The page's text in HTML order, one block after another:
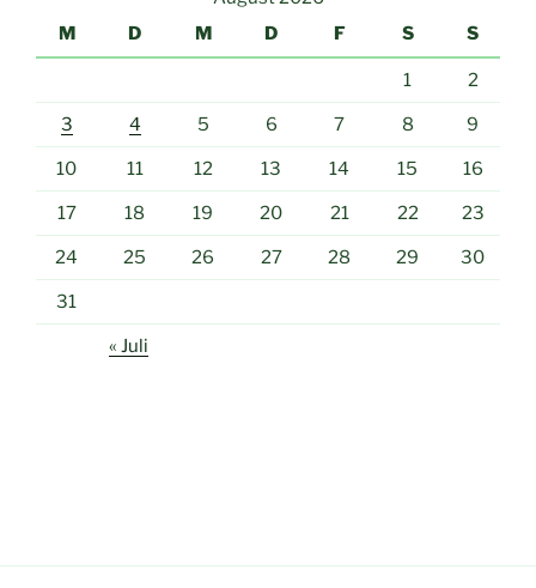
M
D M D F S S
1 2
3 4 5 6 7 8 9
10 11 12 13 14 15 16
17 18 19 20 21 22 23
24 25 26 27 28 29 30
31
« Juli